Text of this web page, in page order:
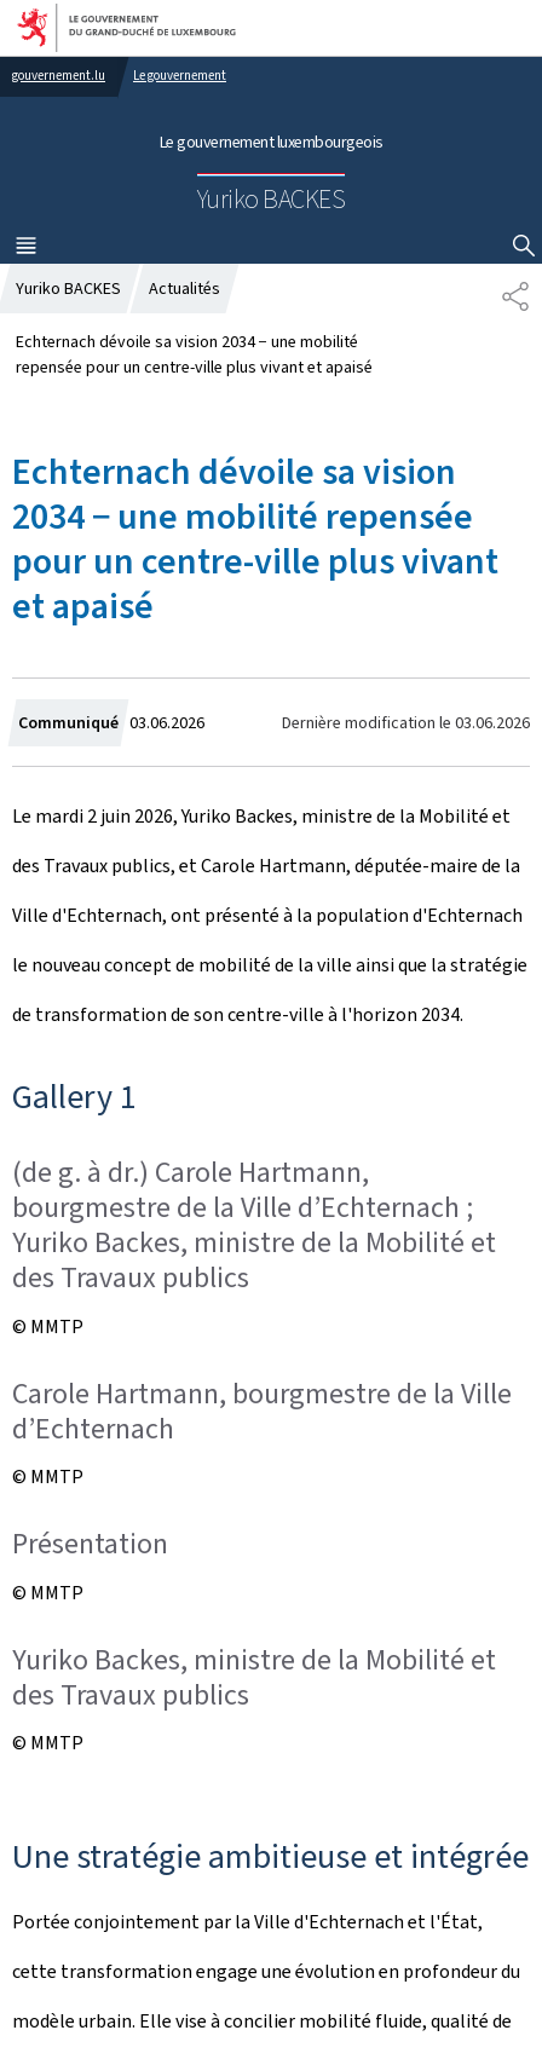
Aller au menu principal
Aller au contenu
gouvernement.lu Le gouvernement
Le gouvernement luxembourgeois
Yuriko BACKES
MENU
PRINCIPAL
AFFICHER / MASQUER LA RECHERCHE
P
A
Yuriko BACKES Actualités
Echternach dévoile sa vision 2034 − une mobilité
repensée pour un centre-ville plus vivant et apaisé
Echternach dévoile sa vision
2034 − une mobilité repensée
pour un centre-ville plus vivant
et apaisé
Communiqué C
r
é
e
l
e
03.06.2026 Dernière modification le 03.06.2026
Le mardi 2 juin 2026, Yuriko Backes, ministre de la Mobilité et
des Travaux publics, et Carole Hartmann, députée-maire de la
Ville d'Echternach, ont présenté à la population d'Echternach
le nouveau concept de mobilité de la ville ainsi que la stratégie
de transformation de son centre-ville à l'horizon 2034.
Gallery 1
(de g. à dr.) Carole Hartmann,
bourgmestre de la Ville d’Echternach ;
Yuriko Backes, ministre de la Mobilité et
des Travaux publics
© MMTP
Carole Hartmann, bourgmestre de la Ville
d’Echternach
© MMTP
Présentation
© MMTP
Yuriko Backes, ministre de la Mobilité et
des Travaux publics
© MMTP
Une stratégie ambitieuse et intégrée
Portée conjointement par la Ville d'Echternach et l'État,
cette transformation engage une évolution en profondeur du
modèle urbain. Elle vise à concilier mobilité fluide, qualité de